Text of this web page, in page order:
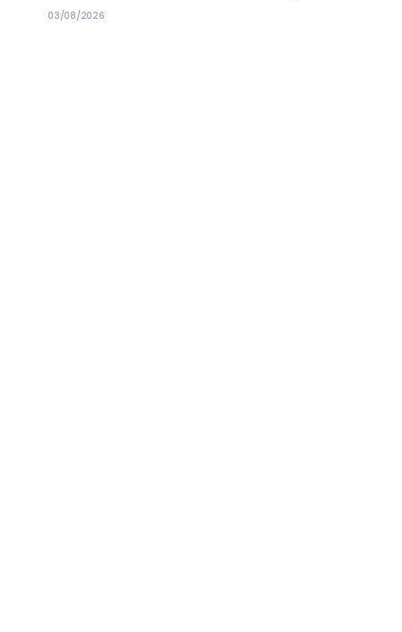
03/08/2026